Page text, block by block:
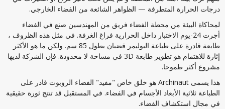
درجات الحرارة المتطرفة — الظواهر الشائعة من الفضاء الخارجي.
لمحاكاة البيئة من محطة الفضاء فريق من المهندسين صنع في الفضاء
أجرت 24-يوم الاختبار داخل الحرارية فراغ الغرفة. في مثل هذه الظروف ،
طابعة قادرة على طباعة البوليمر قضبان بطول 85 سم. ولكن ما هو الأكثر
إثارة للاهتمام هو تطوير طابعة 3D في مساحة لا محدودة. فإن الشركة لديها
مشروع أكثر طموحا.
هذا يسمى Archinaut هو خلق خاص "مفيد" الفضاء الروبوت قادر على
الطباعة ثلاثية الأبعاد الأجسام في الفضاء. في المستقبل قد تنتج ثورة حقيقية
في مجال استكشاف الفضاء.